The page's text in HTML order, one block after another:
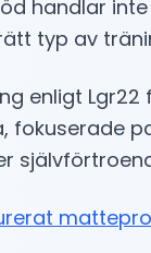
handlar
typ av
enligt Lgr22
fokuserade